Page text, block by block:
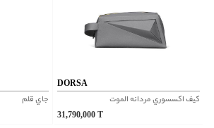
جاي قلم
DORSA
کيف اکسسوري مردانه الموت
31,790,000